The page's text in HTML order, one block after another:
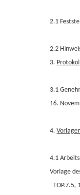
2.1
2.2
3.
3.1
16.
4.
4.1
Vorlage
- TOP.7.5,